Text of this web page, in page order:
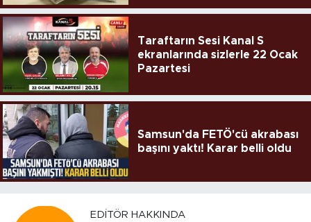
Taraftarın Sesi Kanal S
ekranlarında sizlerle 22 Ocak
Pazartesi
Samsun'da FETÖ'cü akrabası
başını yaktı! Karar belli oldu
EDITÖR HAKKINDA